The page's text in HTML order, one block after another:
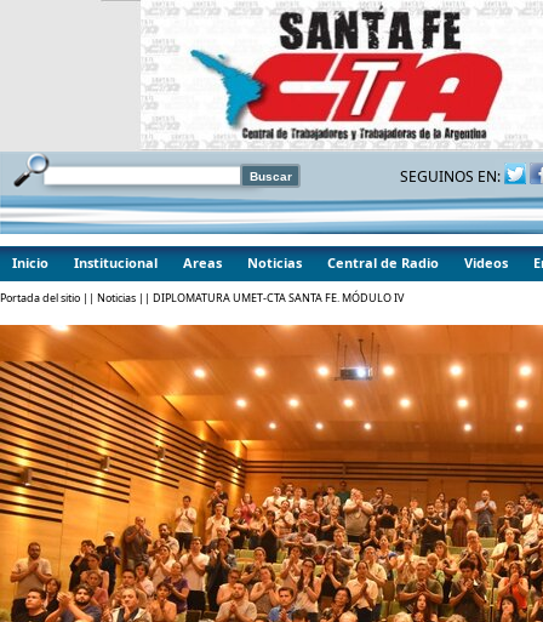
SEGUINOS EN:
Inicio Institucional Areas Noticias Central de Radio Videos
Portada del sitio || Noticias || DIPLOMATURA UMET-CTA SANTA FE. MÓDULO IV